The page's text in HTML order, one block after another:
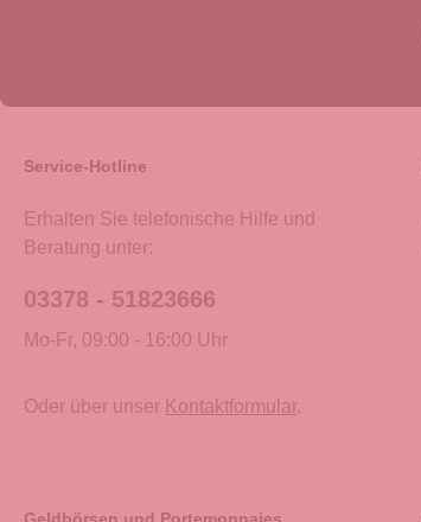
Service-Hotline
Erhalten Sie telefonische Hilfe und
Beratung unter:
03378 - 51823666
Mo-Fr, 09:00 - 16:00 Uhr
Oder über unser Kontaktformular.